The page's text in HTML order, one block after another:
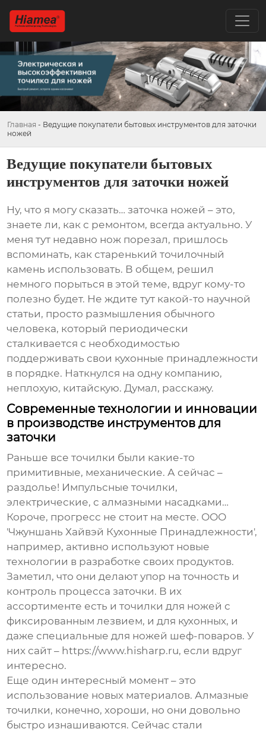
Главная - Ведущие покупатели бытовых инструментов для заточки
ножей
Ведущие покупатели бытовых
инструментов для заточки ножей
Ну, что я могу сказать… заточка ножей – это,
знаете ли, как с ремонтом, всегда актуально. У
меня тут недавно нож порезал, пришлось
вспоминать, как старенький точилочный
камень использовать. В общем, решил
немного порыться в этой теме, вдруг кому-то
полезно будет. Не ждите тут какой-то научной
статьи, просто размышления обычного
человека, который периодически
сталкивается с необходимостью
поддерживать свои кухонные принадлежности
в порядке. Наткнулся на одну компанию,
неплохую, китайскую. Думал, расскажу.
Современные технологии и инновации
в производстве инструментов для
заточки
Раньше все точилки были какие-то
примитивные, механические. А сейчас –
раздолье! Импульсные точилки,
электрические, с алмазными насадками…
Короче, прогресс не стоит на месте. ООО
'Чжуншань Хайвэй Кухонные Принадлежности',
например, активно используют новые
технологии в разработке своих продуктов.
Заметил, что они делают упор на точность и
контроль процесса заточки. В их
ассортименте есть и точилки для ножей с
фиксированным лезвием, и для кухонных, и
даже специальные для ножей шеф-поваров. У
них сайт – https://www.hisharp.ru, если вдруг
интересно.
Еще один интересный момент – это
использование новых материалов. Алмазные
точилки, конечно, хороши, но они довольно
быстро изнашиваются. Сейчас стали